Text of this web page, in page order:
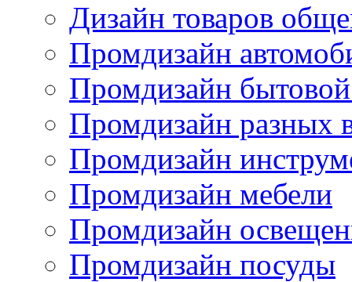
Дизайн товаров
Промдизайн
Промдизайн
Промдизайн разных
Промдизайн
Промдизайн мебели
Промдизайн
Промдизайн посуды